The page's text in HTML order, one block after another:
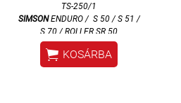
TS-250/1
SIMSONENDURO / S 50 / S 51 /
S 70 / ROLLER SR 50
 KOSÁRBA